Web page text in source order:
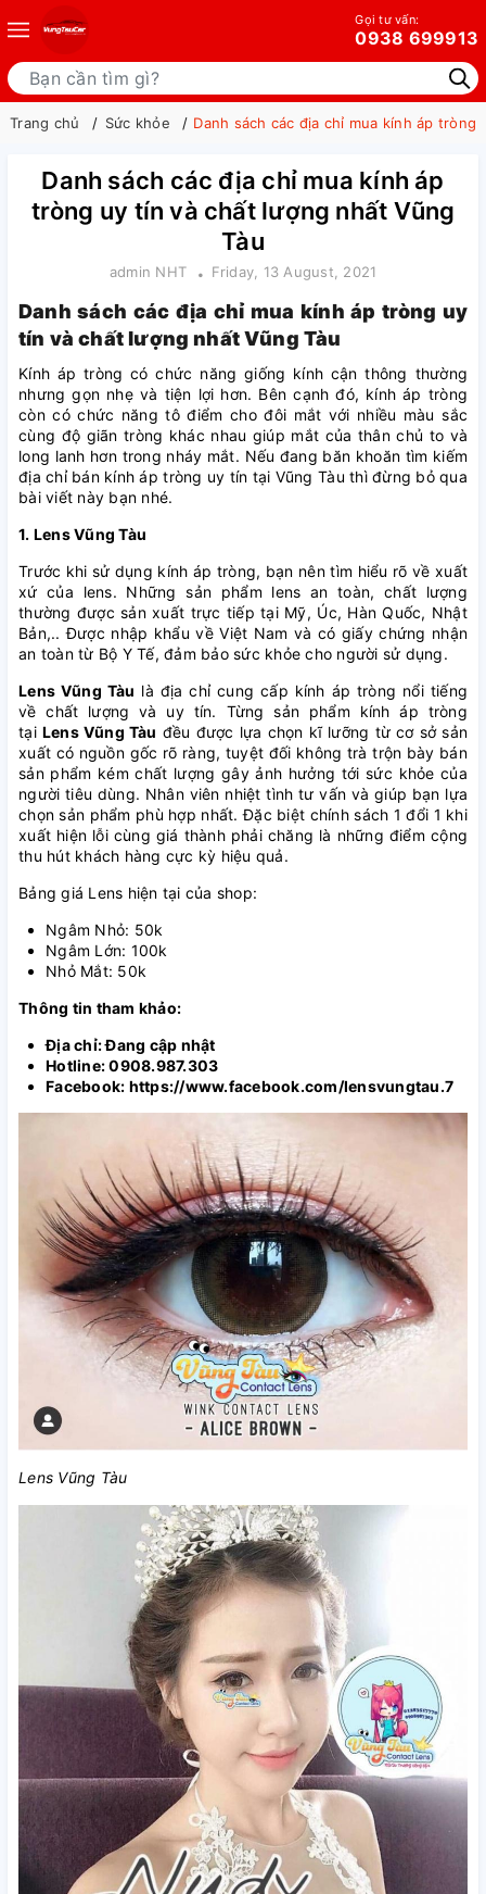
Gọi tư vấn:
0938 699913
Trang chủ Sức khỏe Danh sách các địa chỉ mua kính áp
Danh sách các địa chỉ mua kính áp
tròng uy tín và chất lượng nhất Vũng
Tàu
admin NHT Friday, 13 August, 2021
Danh sách các địa chỉ mua kính áp tròng uy
tín và chất lượng nhất Vũng Tàu
Kính áp tròng có chức năng giống kính cận thông thường
nhưng gọn nhẹ và tiện lợi hơn. Bên cạnh đó, kính áp tròng
còn có chức năng tô điểm cho đôi mắt với nhiều màu sắc
cùng độ giãn tròng khác nhau giúp mắt của thân chủ to và
long lanh hơn trong nháy mắt. Nếu đang băn khoăn tìm kiếm
địa chỉ bán kính áp tròng uy tín tại Vũng Tàu thì đừng bỏ qua
bài viết này bạn nhé.
1. Lens Vũng Tàu
Trước khi sử dụng kính áp tròng, bạn nên tìm hiểu rõ về xuất
xứ của lens. Những sản phẩm lens an toàn, chất lượng
thường được sản xuất trực tiếp tại Mỹ, Úc, Hàn Quốc, Nhật
Bản,.. Được nhập khẩu về Việt Nam và có giấy chứng nhận
an toàn từ Bộ Y Tế, đảm bảo sức khỏe cho người sử dụng.
Lens Vũng Tàu là địa chỉ cung cấp kính áp tròng nổi tiếng
về chất lượng và uy tín. Từng sản phẩm kính áp tròng
tại Lens Vũng Tàu đều được lựa chọn kĩ lưỡng từ cơ sở sản
xuất có nguồn gốc rõ ràng, tuyệt đối không trà trộn bày bán
sản phẩm kém chất lượng gây ảnh hưởng tới sức khỏe của
người tiêu dùng. Nhân viên nhiệt tình tư vấn và giúp bạn lựa
chọn sản phẩm phù hợp nhất. Đặc biệt chính sách 1 đổi 1 khi
xuất hiện lỗi cùng giá thành phải chăng là những điểm cộng
thu hút khách hàng cực kỳ hiệu quả.
Bảng giá Lens hiện tại của shop:
Ngâm Nhỏ: 50k
Ngâm Lớn: 100k
Nhỏ Mắt: 50k
Thông tin tham khảo:
Địa chỉ: Đang cập nhật
Hotline: 0908.987.303
Facebook: https://www.facebook.com/lensvungtau.7
Lens Vũng Tàu